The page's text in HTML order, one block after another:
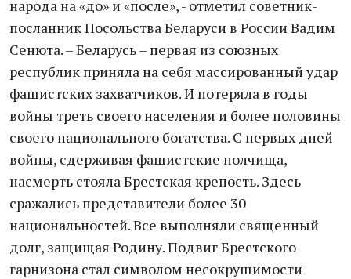
народа на «до» и «после», - отметил советник-
посланник Посольства Беларуси в России Вадим
Сенюта. – Беларусь – первая из союзных
республик приняла на себя массированный удар
фашистских захватчиков. И потеряла в годы
войны треть своего населения и более половины
своего национального богатства. С первых дней
войны, сдерживая фашистские полчища,
насмерть стояла Брестская крепость. Здесь
сражались представители более 30
национальностей. Все выполняли священный
долг, защищая Родину. Подвиг Брестского
гарнизона стал символом несокрушимости